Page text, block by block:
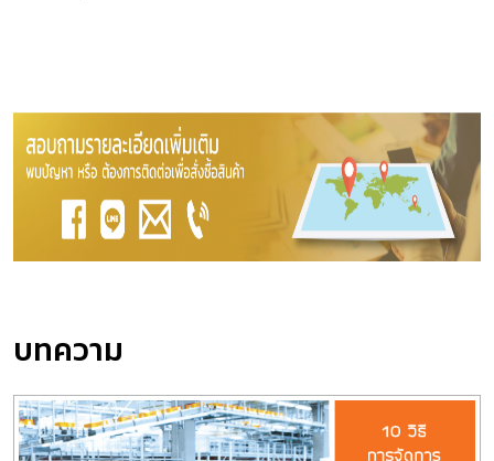
บทความ